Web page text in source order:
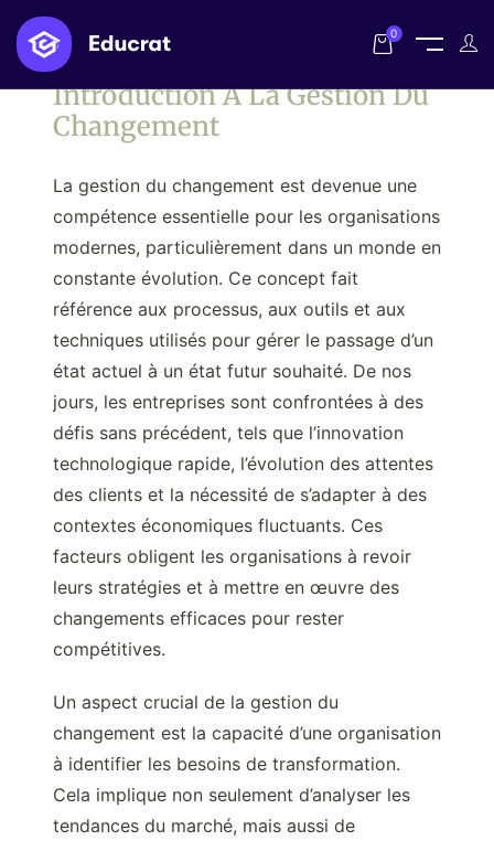
0
Introduction À La Gestion Du
Changement
La gestion du changement est devenue une
compétence essentielle pour les organisations
modernes, particulièrement dans un monde en
constante évolution. Ce concept fait
référence aux processus, aux outils et aux
techniques utilisés pour gérer le passage d’un
état actuel à un état futur souhaité. De nos
jours, les entreprises sont confrontées à des
défis sans précédent, tels que l’innovation
technologique rapide, l’évolution des attentes
des clients et la nécessité de s’adapter à des
contextes économiques fluctuants. Ces
facteurs obligent les organisations à revoir
leurs stratégies et à mettre en œuvre des
changements efficaces pour rester
compétitives.
Un aspect crucial de la gestion du
changement est la capacité d’une organisation
à identifier les besoins de transformation.
Cela implique non seulement d’analyser les
tendances du marché, mais aussi de